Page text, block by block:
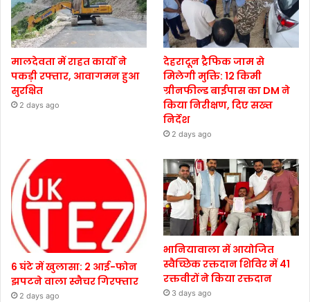
मालदेवता में राहत कार्यों ने
पकड़ी रफ्तार, आवागमन हुआ
सुरक्षित
2 days ago
देहरादून ट्रैफिक जाम से
मिलेगी मुक्ति: 12 किमी
ग्रीनफील्ड बाईपास का DM ने
किया निरीक्षण, दिए सख्त
निर्देश
2 days ago
6 घंटे में खुलासा: 2 आई-फोन
झपटने वाला स्नैचर गिरफ्तार
2 days ago
भानियावाला में आयोजित
स्वैच्छिक रक्तदान शिविर में 41
रक्तवीरों ने किया रक्तदान
3 days ago